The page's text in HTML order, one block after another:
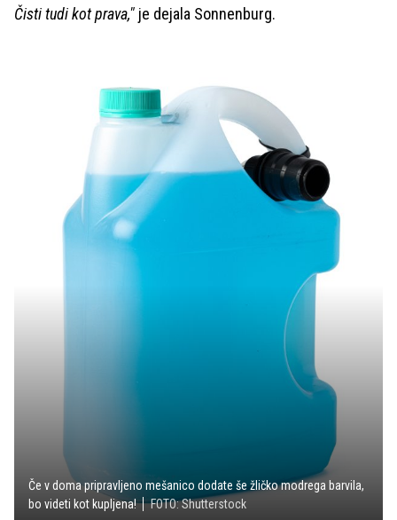
Čisti tudi kot prava," je dejala Sonnenburg.
Če v doma pripravljeno mešanico dodate še žličko modrega barvila,
bo videti kot kupljena!
FOTO: Shutterstock